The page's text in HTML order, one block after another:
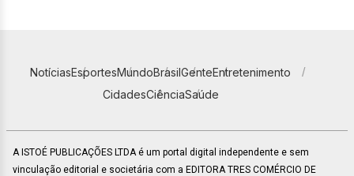
NotíciasEsportesMundoBrasilGenteEntretenimento
CidadesCiênciaSaúde
A ISTOÉ PUBLICAÇÕES LTDA é um portal digital independente e sem
vinculação editorial e societária com a EDITORA TRES COMÉRCIO DE